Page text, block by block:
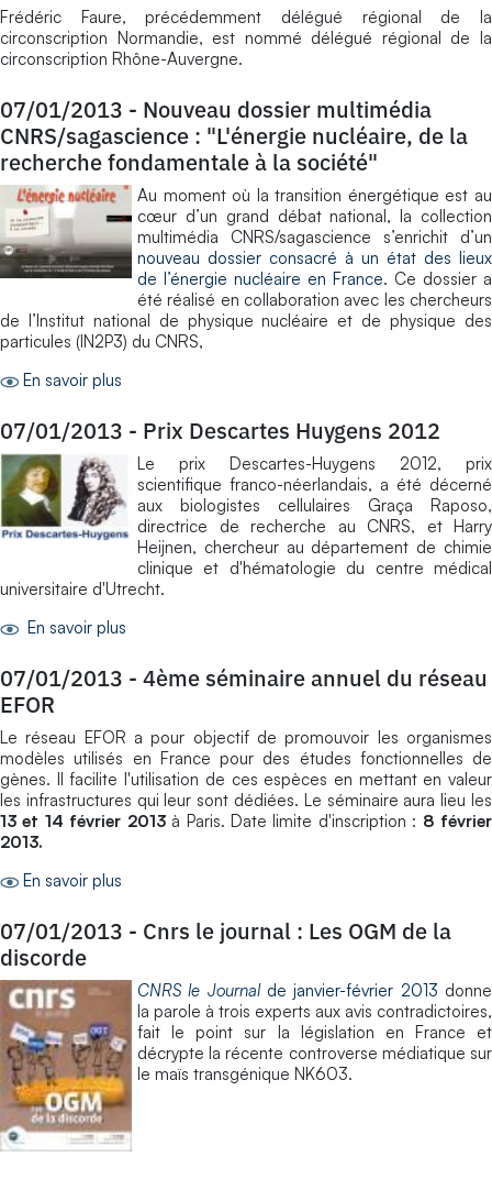
Frédéric Faure, précédemment délégué régional de la
circonscription Normandie, est nommé délégué régional de la
circonscription Rhône-Auvergne.
07/01/2013 - Nouveau dossier multimédia
CNRS/sagascience : "L'énergie nucléaire, de la
recherche fondamentale à la société"
Au moment où la transition énergétique est au
cœur d’un grand débat national, la collection
multimédia CNRS/sagascience s’enrichit d’un
nouveau dossier consacré à un état des lieux
de l’énergie nucléaire en France. Ce dossier a
été réalisé en collaboration avec les chercheurs
de l’Institut national de physique nucléaire et de physique des
particules (IN2P3) du CNRS,
En savoir plus
07/01/2013 - Prix Descartes Huygens 2012
Le prix Descartes-Huygens 2012, prix
scientifique franco-néerlandais, a été décerné
aux biologistes cellulaires Graça Raposo,
directrice de recherche au CNRS, et Harry
Heijnen, chercheur au département de chimie
clinique et d'hématologie du centre médical
universitaire d'Utrecht.
En savoir plus
07/01/2013 - 4ème séminaire annuel du réseau
EFOR
Le réseau EFOR a pour objectif de promouvoir les organismes
modèles utilisés en France pour des études fonctionnelles de
gènes. Il facilite l'utilisation de ces espèces en mettant en valeur
les infrastructures qui leur sont dédiées. Le séminaire aura lieu les
13 et 14 février 2013à Paris. Date limite d'inscription : 8 février
2013.
En savoir plus
07/01/2013 - Cnrs le journal : Les OGM de la
discorde
CNRS le Journalde janvier-février 2013 donne
la parole à trois experts aux avis contradictoires,
fait le point sur la législation en France et
décrypte la récente controverse médiatique sur
le maïs transgénique NK603.